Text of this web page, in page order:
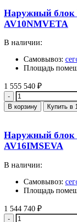
Наружный блок
AV10NMVETA
В наличии:
Самовывоз:
Площадь
1 555 540 ₽
Количество
В корзину Купить в
Наружный блок
AV16IMSEVA
В наличии:
Самовывоз:
Площадь
1 544 740 ₽
Количество